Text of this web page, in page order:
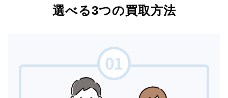
選べる3つの買取方法